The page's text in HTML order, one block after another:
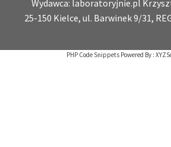
Wydawca: laboratoryjnie.pl
25-150 Kielce, ul. Barwinek 9/31,
PHP Code Snippets Powered By :